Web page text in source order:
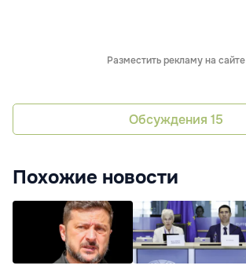
Разместить рекламу на сайте
Обсуждения 15
Похожие новости